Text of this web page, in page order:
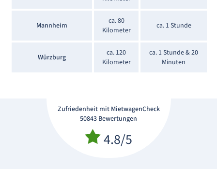
Mannheim
ca. 80
Kilometer
ca. 1 Stunde
Würzburg
ca. 120
Kilometer
ca. 1 Stunde & 20
Minuten
Zufriedenheit mit MietwagenCheck
50843 Bewertungen
4.8/5